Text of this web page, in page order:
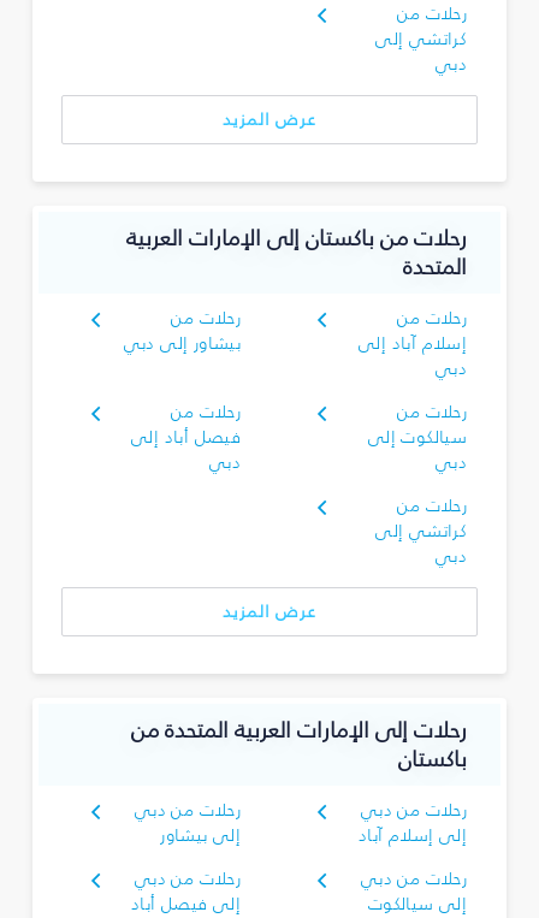
رحلات من
كراتشي إلى
دبي
عرض المزيد
رحلات من باكستان إلى الإمارات العربية
المتحدة
رحلات من
إسلام آباد إلى
دبي
رحلات من
بيشاور إلى دبي
رحلات من
سيالكوت إلى
دبي
رحلات من
فيصل أباد إلى
دبي
رحلات من
كراتشي إلى
دبي
عرض المزيد
رحلات إلى الإمارات العربية المتحدة من
باكستان
رحلات من دبي
إلى إسلام آباد
رحلات من دبي
إلى بيشاور
رحلات من دبي
إلى سيالكوت
رحلات من دبي
إلى فيصل أباد